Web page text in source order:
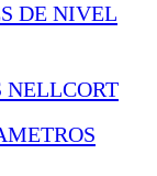
DE NIVEL
NELLCORT